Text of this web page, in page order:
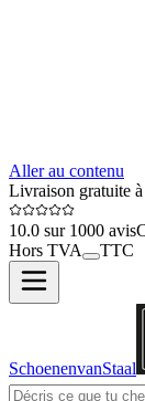
Aller au contenu
Livraison gratuite
10.0 sur 1000 avis
Hors TVA
TTC
SchoenenvanStaal